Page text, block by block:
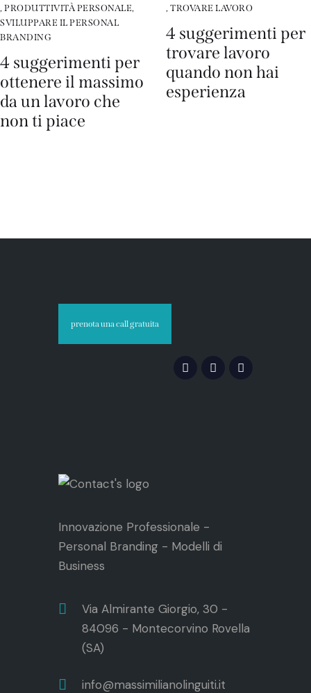
, PRODUTTIVITÀ PERSONALE,
SVILUPPARE IL PERSONAL
BRANDING
4 suggerimenti per
ottenere il massimo
da un lavoro che
non ti piace
, TROVARE LAVORO
4 suggerimenti per
trovare lavoro
quando non hai
esperienza
prenota una call gratuita
Innovazione Professionale -
Personal Branding - Modelli di
Business
Via Almirante Giorgio, 30 -
84096 - Montecorvino Rovella
(SA)
info@massimilianolinguiti.it